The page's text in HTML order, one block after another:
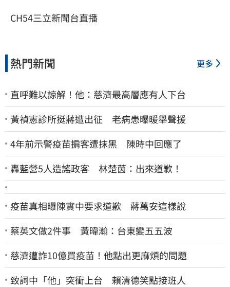
CH54三立新聞台直播
熱門新聞 更多
直呼難以諒解！他：慈濟最高層應有人下台
黃禎憲診所挺蔣遭出征 老病患曝暖舉聲援
4年前示警疫苗掮客遭抹黑 陳時中回應了
轟藍營5人造謠政客 林楚茵：出來道歉！
疫苗真相曝陳實中要求道歉 蔣萬安這樣說
蔡英文做2件事 黃暐瀚：台東變五五波
慈濟遭詐10億買疫苗！他點出更麻煩的問題
致詞中「他」突衝上台 賴清德笑點接班人